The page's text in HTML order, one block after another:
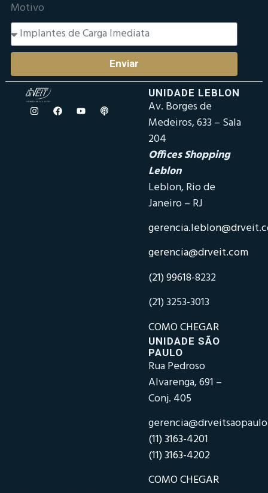
Motivo
Enviar
UNIDADE LEBLON
Av. Borges de
Medeiros, 633 – Sala
204
Offices Shopping
Leblon
Leblon, Rio de
Janeiro – RJ
gerencia@drveit.com
(21) 99618-8232
(21) 3253-3013
COMO CHEGAR
UNIDADE SÃO
PAULO
Rua Pedroso
Alvarenga, 691 –
Conj. 405
(11) 3163-4201
(11) 3163-4202
COMO CHEGAR